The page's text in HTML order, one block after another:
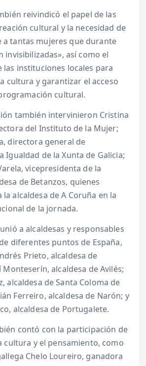
reivindicó el papel de las
cultural y la necesidad de
a tantas mujeres que durante
invisibilizadas», así como el
las instituciones locales para
cultura y garantizar el acceso
cultural.
también intervinieron Cristina
del Instituto de la Mujer;
directora general de
Igualdad de la Xunta de Galicia;
vicepresidenta de la
de Betanzos, quienes
alcaldesa de A Coruña en la
de la jornada.
a alcaldesas y responsables
diferentes puntos de España,
Prieto, alcaldesa de
Monteserín, alcaldesa de Avilés;
alcaldesa de Santa Coloma de
Ferreiro, alcaldesa de Narón; y
alcaldesa de Portugalete.
contó con la participación de
cultura y el pensamiento, como
Chelo Loureiro, ganadora